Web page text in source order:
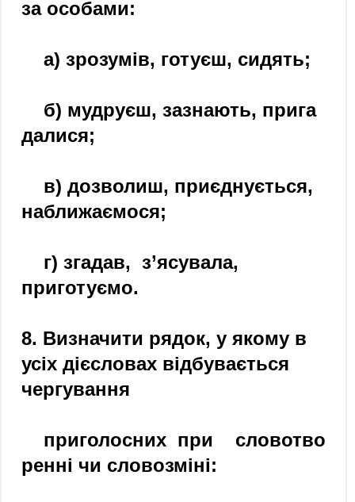
за особами:
а) зрозумів, готуєш, сидять;
б) мудруєш, зазнають, прига
далися;
в) дозволиш, приєднується,
наближаємося;
г) згадав, з’ясувала,
приготуємо.
8. Визначити рядок, у якому в
усіх дієсловах відбувається
чергування
приголосних при словотво
ренні чи словозміні: